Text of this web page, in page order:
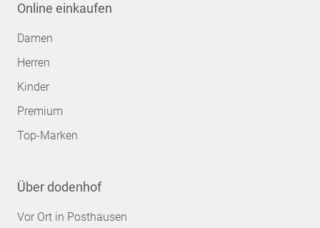
Online einkaufen
Damen
Herren
Kinder
Premium
Top-Marken
Über dodenhof
Vor Ort in Posthausen